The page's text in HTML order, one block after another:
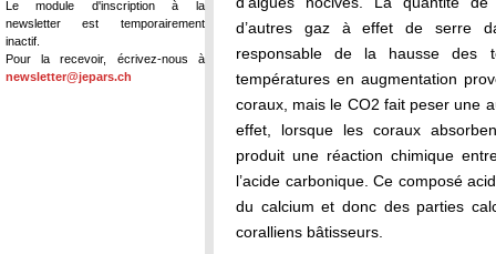
Le module d'inscription à la
newsletter est temporairement
inactif.
Pour la recevoir, écrivez-nous à
newsletter@jepars.ch
d’autres gaz à effet de serre
responsable de la hausse des
températures en augmentation
coraux, mais le CO2 fait peser une
effet, lorsque les coraux
produit une réaction chimique
l’acide carbonique. Ce composé
du calcium et donc des parties
coralliens bâtisseurs.